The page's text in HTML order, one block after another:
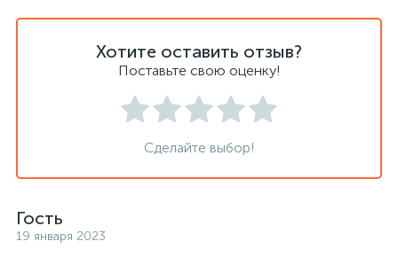
Хотите оставить отзыв?
Поставьте свою оценку!
Сделайте выбор!
Гость
19 января 2023